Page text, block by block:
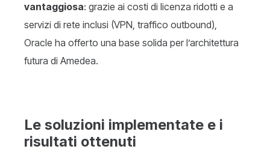
vantaggiosa: grazie ai costi di licenza ridotti e a
servizi di rete inclusi (VPN, traffico outbound),
Oracle ha offerto una base solida per l’architettura
futura di Amedea.
Le soluzioni implementate e i
risultati ottenuti